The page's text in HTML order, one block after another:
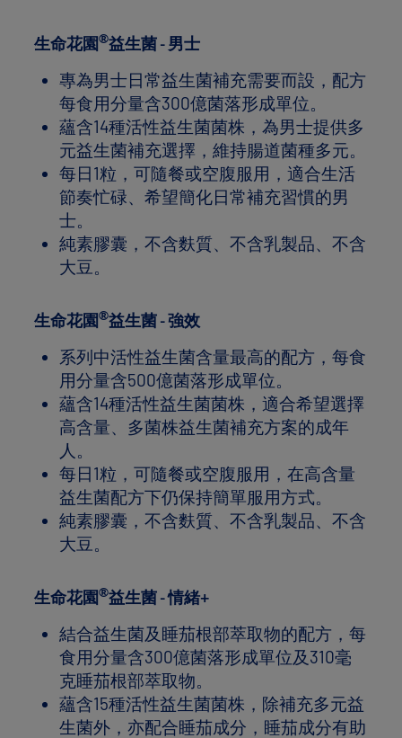
生命花園®益生菌 - 男士
專為男士日常益生菌補充需要而設，配方
每食用分量含300億菌落形成單位。
蘊含14種活性益生菌菌株，為男士提供多
元益生菌補充選擇，維持腸道菌種多元。
每日1粒，可隨餐或空腹服用，適合生活
節奏忙碌、希望簡化日常補充習慣的男
士。
純素膠囊，不含麩質、不含乳製品、不含
大豆。
生命花園®益生菌 - 強效
系列中活性益生菌含量最高的配方，每食
用分量含500億菌落形成單位。
蘊含14種活性益生菌菌株，適合希望選擇
高含量、多菌株益生菌補充方案的成年
人。
每日1粒，可隨餐或空腹服用，在高含量
益生菌配方下仍保持簡單服用方式。
純素膠囊，不含麩質、不含乳製品、不含
大豆。
生命花園®益生菌 - 情緒+
結合益生菌及睡茄根部萃取物的配方，每
食用分量含300億菌落形成單位及310毫
克睡茄根部萃取物。
蘊含15種活性益生菌菌株，除補充多元益
生菌外，亦配合睡茄成分，睡茄成分有助